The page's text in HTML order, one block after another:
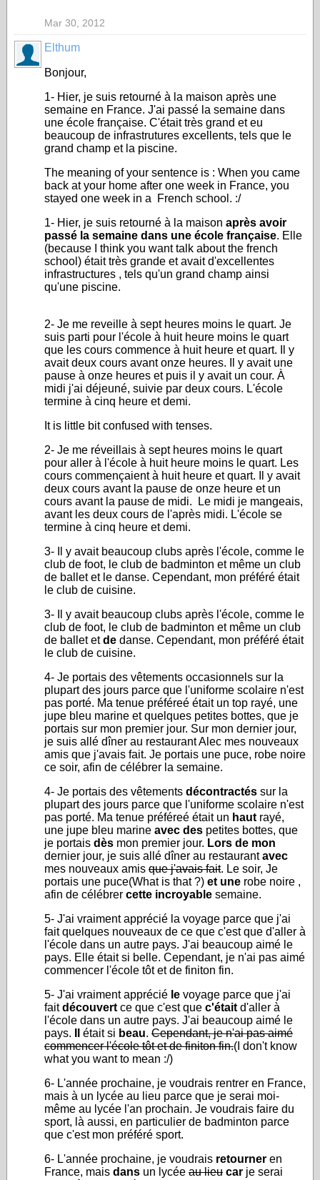
Mar 30, 2012
Elthum
Bonjour,
1- Hier, je suis retourné à la maison après une
semaine en France. J'ai passé la semaine dans
une école française. C'était très grand et eu
beaucoup de infrastrutures excellents, tels que le
grand champ et la piscine.
The meaning of your sentence is : When you came
back at your home after one week in France, you
stayed one week in a French school. :/
1- Hier, je suis retourné à la maison après avoir
passé la semaine dans une école française. Elle
(because I think you want talk about the french
school) était très grande et avait d'excellentes
infrastructures , tels qu'un grand champ ainsi
qu'une piscine.
2- Je me reveille à sept heures moins le quart. Je
suis parti pour l'école à huit heure moins le quart
que les cours commence à huit heure et quart. Il y
avait deux cours avant onze heures. Il y avait une
pause à onze heures et puis il y avait un cour. À
midi j'ai déjeuné, suivie par deux cours. L'école
termine à cinq heure et demi.
It is little bit confused with tenses.
2- Je me réveillais à sept heures moins le quart
pour aller à l'école à huit heure moins le quart. Les
cours commençaient à huit heure et quart. Il y avait
deux cours avant la pause de onze heure et un
cours avant la pause de midi. Le midi je mangeais,
avant les deux cours de l'après midi. L'école se
termine à cinq heure et demi.
3- Il y avait beaucoup clubs après l'école, comme le
club de foot, le club de badminton et même un club
de ballet et le danse. Cependant, mon préféré était
le club de cuisine.
3- Il y avait beaucoup clubs après l'école, comme le
club de foot, le club de badminton et même un club
de ballet etde danse. Cependant, mon préféré était
le club de cuisine.
4- Je portais des vêtements occasionnels sur la
plupart des jours parce que l'uniforme scolaire n'est
pas porté. Ma tenue préféreé était un top rayé, une
jupe bleu marine et quelques petites bottes, que je
portais sur mon premier jour. Sur mon dernier jour,
je suis allé dîner au restaurant Alec mes nouveaux
amis que j'avais fait. Je portais une puce, robe noire
ce soir, afin de célébrer la semaine.
4- Je portais des vêtements décontractés sur la
plupart des jours parce que l'uniforme scolaire n'est
pas porté. Ma tenue préféreé était un haut rayé,
une jupe bleu marine avec des petites bottes, que
je portais dès mon premier jour. Lors de mon
dernier jour, je suis allé dîner au restaurantavec
mes nouveaux amis que j'avais fait. Le soir, Je
portais une puce(What is that ?) et une robe noire ,
afin de célébrer cette incroyable semaine.
5- J'ai vraiment apprécié la voyage parce que j'ai
fait quelques nouveaux de ce que c'est que d'aller à
l'école dans un autre pays. J'ai beaucoup aimé le
pays. Elle était si belle. Cependant, je n'ai pas aimé
commencer l'école tôt et de finiton fin.
5- J'ai vraiment apprécié le voyage parce que j'ai
faitdécouvert ce que c'est que c'était d'aller à
l'école dans un autre pays. J'ai beaucoup aimé le
pays.
était si beau. Cependant, je n'ai pas aimé
commencer l'école tôt et de finiton fin.(I don't know
what you want to mean :/)
6- L'année prochaine, je voudrais rentrer en France,
mais à un lycée au lieu parce que je serai moi-
même au lycée l'an prochain. Je voudrais faire du
sport, là aussi, en particulier de badminton parce
que c'est mon préféré sport.
6- L'année prochaine, je voudrais retourner en
France, mais dans un lycée au lieu car je serai